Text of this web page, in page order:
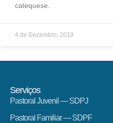
catequese.
4 de Dezembro, 2019
Serviços
Pastoral Juvenil — SDPJ
Pastoral Familiar — SDPF